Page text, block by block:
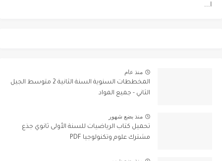
ا...
منذ عام
المخططات السنوية السنة الثانية 2 متوسط الجيل
الثاني - جميع المواد
منذ بضع شهور
تحميل كتاب الرياضيات للسنة الأولى ثانوي جذع
مشترك علوم وتكنولوجيا PDF